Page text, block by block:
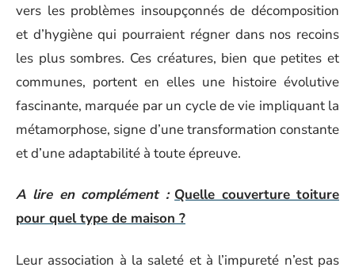
vers les problèmes insoupçonnés de décomposition
et d’hygiène qui pourraient régner dans nos recoins
les plus sombres. Ces créatures, bien que petites et
communes, portent en elles une histoire évolutive
fascinante, marquée par un cycle de vie impliquant la
métamorphose, signe d’une transformation constante
et d’une adaptabilité à toute épreuve.
A lire en complément : Quelle couverture toiture
pour quel type de maison ?
Leur association à la saleté et à l’impureté n’est pas